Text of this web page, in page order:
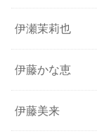
伊瀬茉莉也
伊藤かな恵
伊藤美来